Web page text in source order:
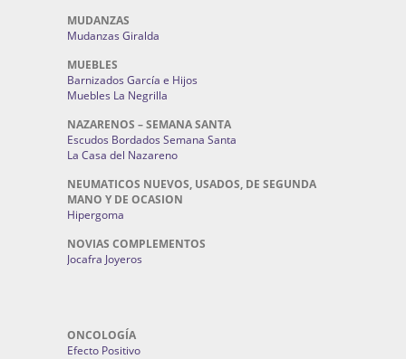
MUDANZAS
Mudanzas Giralda
MUEBLES
Barnizados García e Hijos
Muebles La Negrilla
NAZARENOS – SEMANA SANTA
Escudos Bordados Semana Santa
La Casa del Nazareno
NEUMATICOS NUEVOS, USADOS, DE SEGUNDA
MANO Y DE OCASION
Hipergoma
NOVIAS COMPLEMENTOS
Jocafra Joyeros
ONCOLOGÍA
Efecto Positivo